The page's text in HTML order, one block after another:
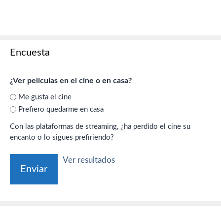
Encuesta
¿Ver películas en el cine o en casa?
Me gusta el cine
Prefiero quedarme en casa
Con las plataformas de streaming, ¿ha perdido el cine su
encanto o lo sigues prefiriendo?
Ver resultados